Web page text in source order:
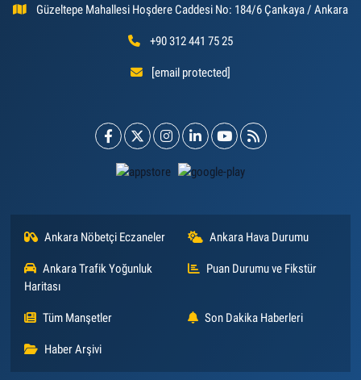
Güzeltepe Mahallesi Hoşdere Caddesi No: 184/6 Çankaya / Ankara
+90 312 441 75 25
[email protected]
Ankara Nöbetçi Eczaneler Ankara Hava Durumu
Ankara Trafik Yoğunluk
Haritası
Puan Durumu ve Fikstür
Tüm Manşetler Son Dakika Haberleri
Haber Arşivi